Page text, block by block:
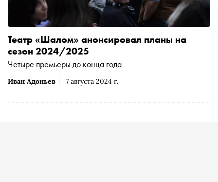
Иван Адоньев 7 августа 2024 г.
Театр «Шалом» анонсировал планы на
сезон 2024/2025
Четыре премьеры до конца года